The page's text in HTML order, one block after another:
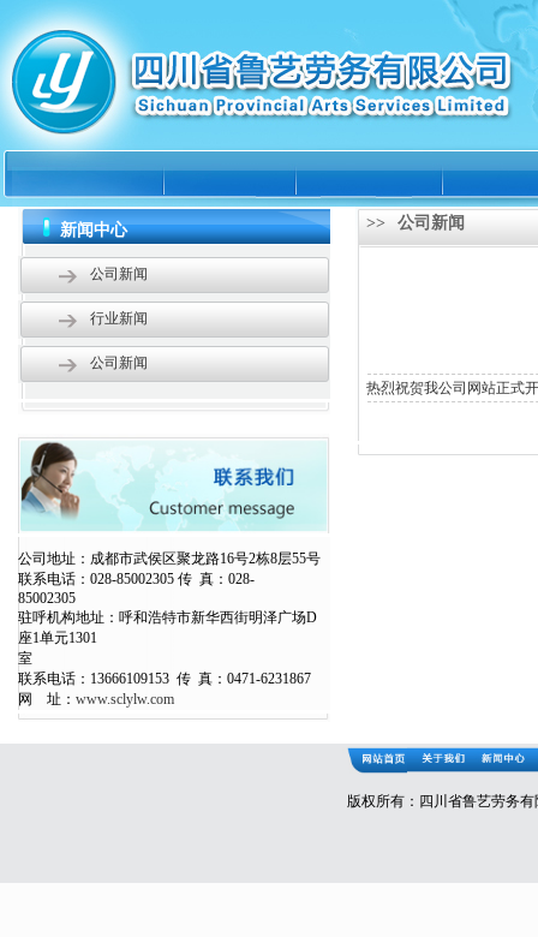
新闻中心
公司新闻
行业新闻
公司新闻
公司地址：成都市武侯区聚龙路16号2栋8层55号
联系电话：028-85002305 传 真：028-
驻呼机构地址：呼和浩特市新华西街明泽广场D
座1单元1301
室
联系电话：13666109153 传 真：0471-6231867
网 址： www.sclylw.com
>> 公司新闻
热烈祝贺我公司网站正式
版权所有：四川省鲁艺劳务